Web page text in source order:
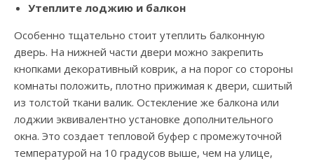
Утеплите лоджию и балкон
Особенно тщательно стоит утеплить балконную
дверь. На нижней части двери можно закрепить
кнопками декоративный коврик, а на порог со стороны
комнаты положить, плотно прижимая к двери, сшитый
из толстой ткани валик. Остекление же балкона или
лоджии эквивалентно установке дополнительного
окна. Это создает тепловой буфер с промежуточной
температурой на 10 градусов выше, чем на улице,